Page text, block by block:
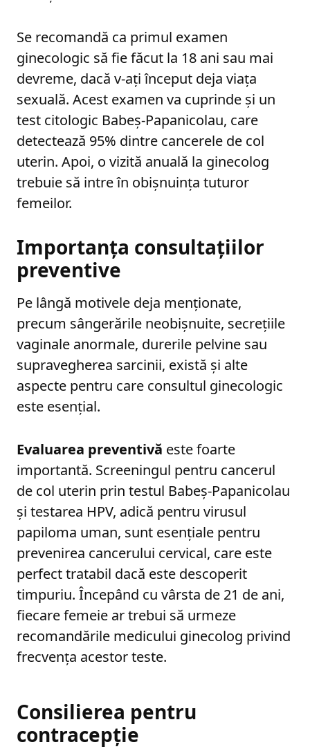
Se recomandă ca primul examen
ginecologic să fie făcut la 18 ani sau mai
devreme, dacă v-ați început deja viața
sexuală. Acest examen va cuprinde și un
test citologic Babeș-Papanicolau, care
detectează 95% dintre cancerele de col
uterin. Apoi, o vizită anuală la ginecolog
trebuie să intre în obișnuința tuturor
femeilor.
Importanța consultațiilor
preventive
Pe lângă motivele deja menționate,
precum sângerările neobișnuite, secrețiile
vaginale anormale, durerile pelvine sau
supravegherea sarcinii, există și alte
aspecte pentru care consultul ginecologic
este esențial.
Evaluarea preventivă este foarte
importantă. Screeningul pentru cancerul
de col uterin prin testul Babeș-Papanicolau
și testarea HPV, adică pentru virusul
papiloma uman, sunt esențiale pentru
prevenirea cancerului cervical, care este
perfect tratabil dacă este descoperit
timpuriu. Începând cu vârsta de 21 de ani,
fiecare femeie ar trebui să urmeze
recomandările medicului ginecolog privind
frecvența acestor teste.
Consilierea pentru
contracepție